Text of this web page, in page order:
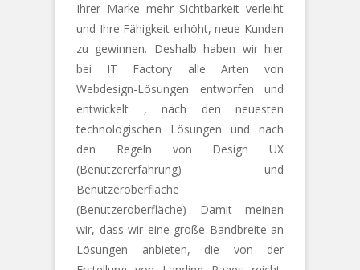
Ihrer Marke mehr Sichtbarkeit verleiht
und Ihre Fähigkeit erhöht, neue Kunden
zu gewinnen. Deshalb haben wir hier
bei IT Factory alle Arten von
Webdesign-Lösungen entworfen und
entwickelt , nach den neuesten
technologischen Lösungen und nach
den Regeln von Design UX
(Benutzererfahrung) und
Benutzeroberfläche
(Benutzeroberfläche) Damit meinen
wir, dass wir eine große Bandbreite an
Lösungen anbieten, die von der